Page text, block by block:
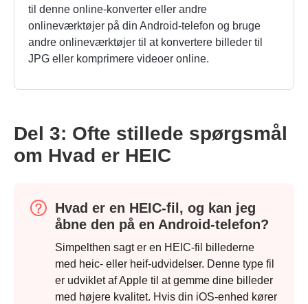
til denne online-konverter eller andre
onlineværktøjer på din Android-telefon og bruge
andre onlineværktøjer til at konvertere billeder til
JPG eller komprimere videoer online.
Del 3: Ofte stillede spørgsmål
om Hvad er HEIC
Hvad er en HEIC-fil, og kan jeg
åbne den på en Android-telefon?
Simpelthen sagt er en HEIC-fil billederne
med heic- eller heif-udvidelser. Denne type fil
er udviklet af Apple til at gemme dine billeder
med højere kvalitet. Hvis din iOS-enhed kører